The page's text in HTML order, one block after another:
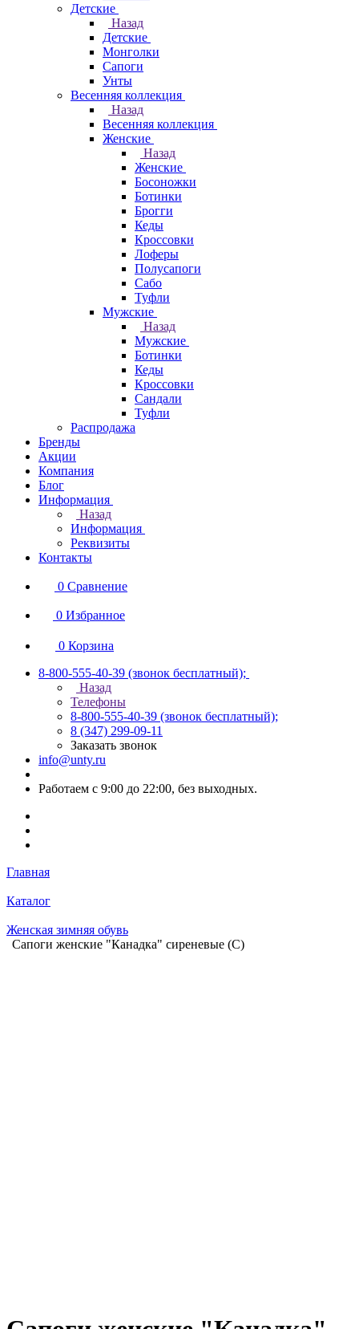
Детские
Назад
Детские
Монголки
Сапоги
Унты
Весенняя коллекция
Назад
Весенняя коллекция
Женские
Назад
Женские
Босоножки
Ботинки
Брогги
Кеды
Кроссовки
Лоферы
Полусапоги
Сабо
Туфли
Мужские
Назад
Мужские
Ботинки
Кеды
Кроссовки
Сандали
Туфли
Распродажа
Бренды
Акции
Компания
Блог
Информация
Назад
Информация
Реквизиты
Контакты
0 Сравнение
0 Избранное
0 Корзина
8-800-555-40-39 (звонок бесплатный);
Назад
Телефоны
8-800-555-40-39 (звонок бесплатный);
8 (347) 299-09-11
Заказать звонок
info@unty.ru
Работаем с 9:00 до 22:00, без выходных.
Главная
Каталог
Женская зимняя обувь
Сапоги женские "Канадка" сиреневые (С)